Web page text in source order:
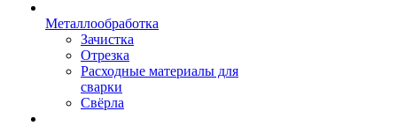
Металлообработка
Зачистка
Отрезка
Расходные материалы для
сварки
Свёрла